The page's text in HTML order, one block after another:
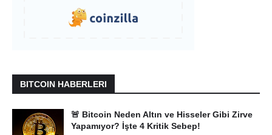
BITCOIN HABERLERI
🚨 Bitcoin Neden Altın ve Hisseler Gibi Zirve
Yapamıyor? İşte 4 Kritik Sebep!